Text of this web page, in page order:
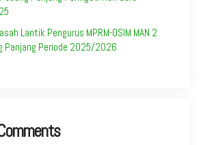
Lantik Pengurus MPRM-OSIM MAN 2
Panjang Periode 2025/2026